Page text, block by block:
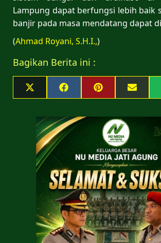
Lampung dapat berfungsi lebih baik
banjir pada masa mendatang dapat
(Ahmad Royani, S.H.I.,)
Bagikan Berita ini :